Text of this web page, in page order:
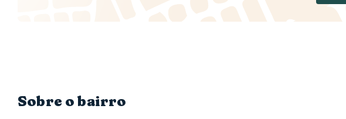
Sobre o bairro